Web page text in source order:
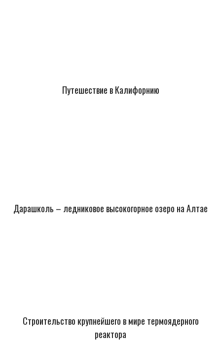
Путешествие в Калифорнию
Дарашколь – ледниковое высокогорное озеро на Алтае
Строительство крупнейшего в мире термоядерного
реактора